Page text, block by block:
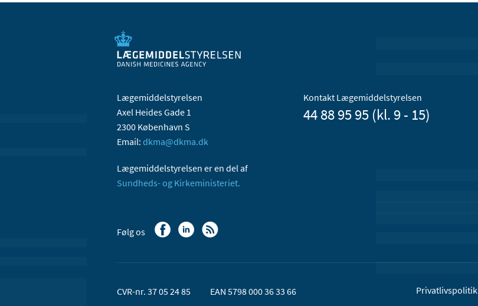
Lægemiddelstyrelsen
Axel Heides Gade 1
2300 København S
Email: dkma@dkma.dk
Lægemiddelstyrelsen er en del af
Sundheds- og Kirkeministeriet.
Kontakt Lægemiddelstyrelsen
44 88 95 95 (kl. 9 - 15)
Følg os
CVR-nr. 37 05 24 85 EAN 5798 000 36 33 66 Privatlivspolitik